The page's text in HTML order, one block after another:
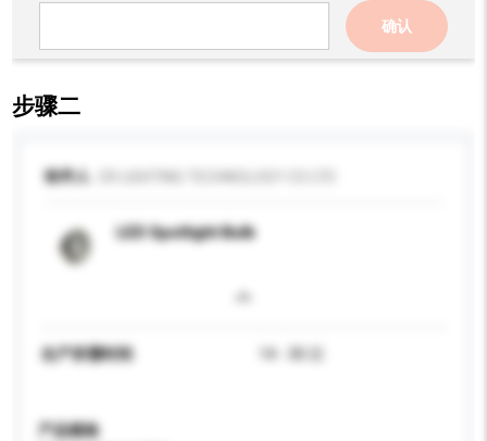
确认
步骤二
收件人
LED Spotlight Bulb
生产所需时间 14 - 30 日
产品规格